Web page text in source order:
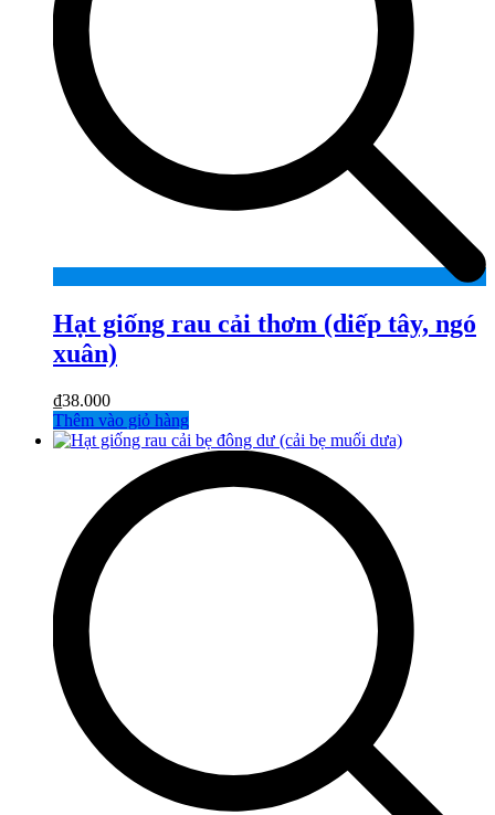
Hạt giống rau cải thơm (diếp tây, ngó
xuân)
₫38.000
Thêm vào giỏ hàng